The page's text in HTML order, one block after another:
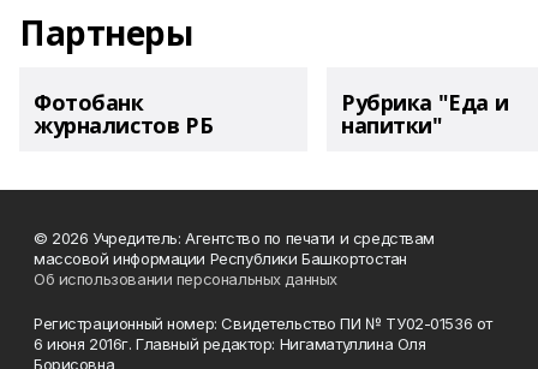
Партнеры
Фотобанк
журналистов РБ
Рубрика "Еда и
напитки"
© 2026 Учредитель: Агентство по печати и средствам
массовой информации Республики Башкортостан
Об использовании персональных данных
Регистрационный номер: Свидетельство ПИ № ТУ02-01536 от
6 июня 2016г. Главный редактор: Нигаматуллина Оля
Борисовна